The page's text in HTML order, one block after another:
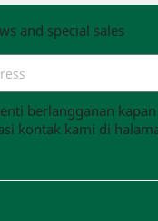
and special sales
berlangganan kapan
kontak kami di